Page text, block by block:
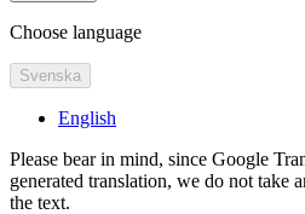
Choose language
Svenska
English
Please bear in mind, since Google
generated translation, we do not take
the text.